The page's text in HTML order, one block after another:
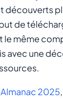
découverts
de
le même
avec une
2025